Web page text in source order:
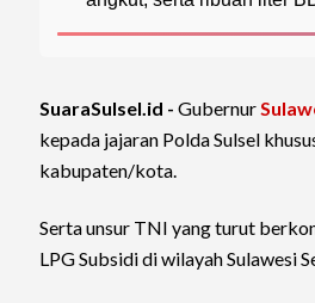
SuaraSulsel.id - Gubernur
kepada jajaran Polda Sulsel
kabupaten/kota.
Serta unsur TNI yang turut
LPG Subsidi di wilayah Sulawesi